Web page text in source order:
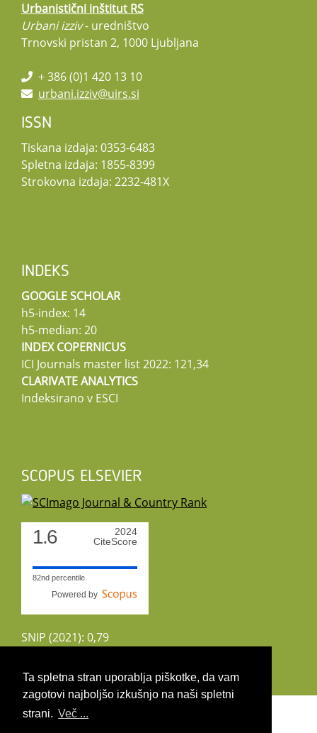
Ta spletna stran uporablja piškotke, da vam
zagotovi najboljšo izkušnjo na naši spletni
strani. Več ...
Urbanistični inštitut RS
Urbani izziv- uredništvo
Trnovski pristan 2, 1000 Ljubljana
+ 386 (0)1 420 13 10
urbani.izziv@uirs.si
ISSN
Tiskana izdaja: 0353-6483
Spletna izdaja: 1855-8399
Strokovna izdaja: 2232-481X
INDEKS
GOOGLE SCHOLAR
h5-index: 14
h5-median: 20
INDEX COPERNICUS
ICI Journals master list 2022: 121,34
CLARIVATE ANALYTICS
Indeksirano v ESCI
SCOPUS ELSEVIER
1.6
2024
CiteScore
82nd percentile
Powered by
SNIP (2021): 0,79